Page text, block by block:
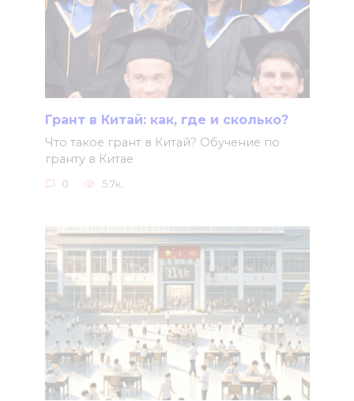
Грант в Китай: как, где и сколько?
Что такое грант в Китай? Обучение по
гранту в Китае
0 5.7к.